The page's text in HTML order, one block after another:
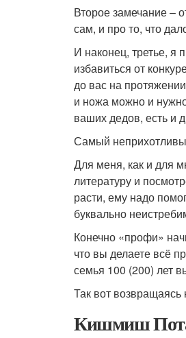
Второе замечание –
сам, и про то, что
И наконец, третье, я
избавиться от
до вас на
и ножа можно и
ваших дедов, есть и
Самый
Для меня, как и для
литературу и
расти, ему надо
буквально
Конечно «профи»
что вы делаете всё
семья 100 (200) лет
Так вот возвращаясь
Кишмиш